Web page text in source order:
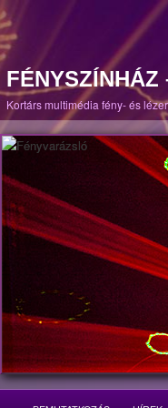
Kortárs multimédia fény- és